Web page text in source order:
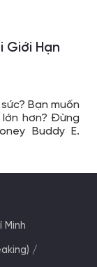
Giới Hạn
Bạn muốn
hơn? Đừng
Buddy E.
Minh
/